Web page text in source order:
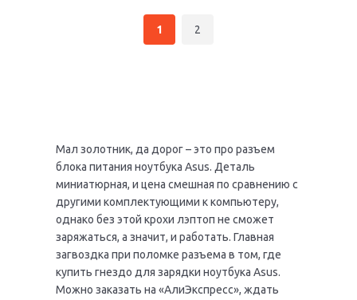
1 2
Мал золотник, да дорог – это про разъем
блока питания ноутбука Asus. Деталь
миниатюрная, и цена смешная по сравнению с
другими комплектующими к компьютеру,
однако без этой крохи лэптоп не сможет
заряжаться, а значит, и работать. Главная
загвоздка при поломке разъема в том, где
купить гнездо для зарядки ноутбука Asus.
Можно заказать на «АлиЭкспресс», ждать